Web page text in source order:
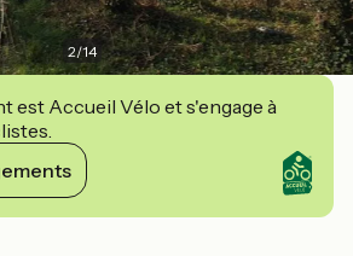
2/14
est Accueil Vélo et s'engage à